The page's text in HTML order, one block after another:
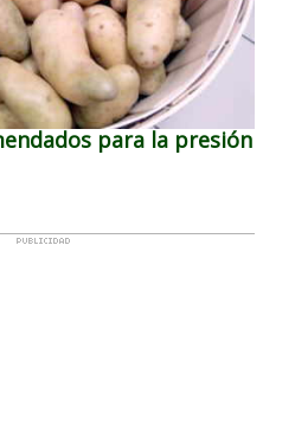
para la presión